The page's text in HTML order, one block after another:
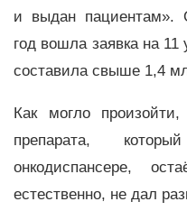
и выдан пациентам».
год вошла заявка на 11
составила свыше 1,4
Как могло
препарата,
онкодиспансере,
естественно, не дал